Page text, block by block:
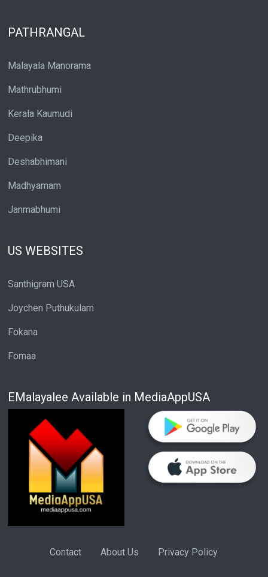
PATHRANGAL
Malayala Manorama
Mathrubhumi
Kerala Kaumudi
Deepika
Deshabhimani
Madhyamam
Janmabhumi
US WEBSITES
Santhigram USA
Joychen Puthukulam
Fokana
Fomaa
EMalayalee Available in MediaAppUSA
Contact About Us Privacy Policy